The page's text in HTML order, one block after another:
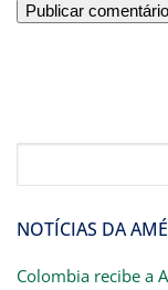
NOTÍCIAS DA
Colombia recibe a